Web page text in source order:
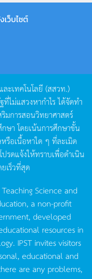
ว็บไซต์
ะเทคโนโลยี (สสวท.)
ไม่แสวงหากำไรได้จัดทำ
ริมการสอนวิทยาศาสตร์
ษา โดยเน้นการศึกษาขั้น
รือเนื้อหาใด ๆ ที่ละเมิด
โปรดแจ้งให้ทราบเพื่อดำเนิน
เร็วที่สุด
Science and
a non-profit
developed
resources in
IPST invites visitors
educational and
are any problems,